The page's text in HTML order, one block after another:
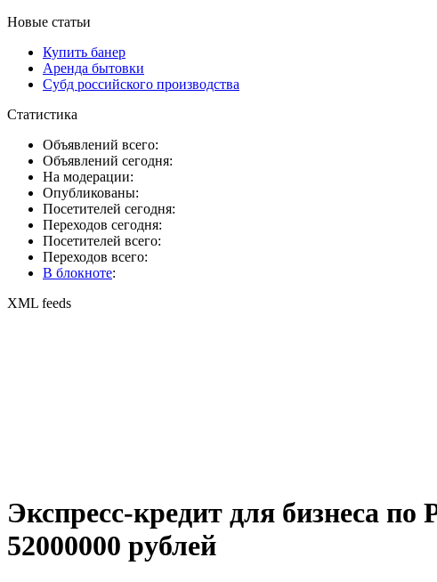
Новые статьи
Купить банер
Аренда бытовки
Субд российского производства
Статистика
Объявлений всего:
Объявлений сегодня:
На модерации:
Опубликованы:
Посетителей сегодня:
Переходов сегодня:
Посетителей всего:
Переходов всего:
В блокноте:
XML feeds
Экспресс-кредит для бизнеса
52000000 рублей